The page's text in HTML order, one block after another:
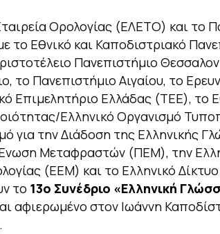
Ορολογίας (ΕΛΕΤΟ) και το
το Εθνικό και Καποδιστριακό
Πανεπιστήμιο
το Πανεπιστήμιο Αιγαίου, το
Επιμελητήριο Ελλάδας (ΤΕΕ), το
Ελληνικό Οργανισμό
για την Διάδοση της Ελληνικής
Μεταφραστών (ΠΕΜ), την
(ΕΕΜ) και το Ελληνικό
το 13ο Συνέδριο «Ελληνική
αφιερωμένο στον Ιωάννη